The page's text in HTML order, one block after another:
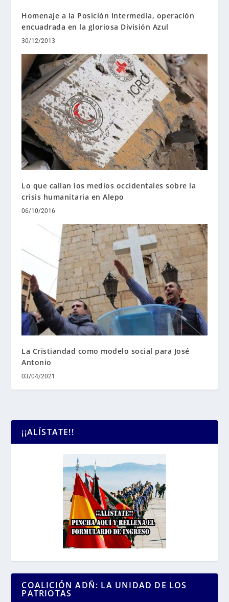
Homenaje a la Posición Intermedia, operación
encuadrada en la gloriosa División Azul
30/12/2013
Lo que callan los medios occidentales sobre la
crisis humanitaria en Alepo
06/10/2016
La Cristiandad como modelo social para José
Antonio
03/04/2021
¡¡ALÍSTATE!!
COALICIÓN ADÑ: LA UNIDAD DE LOS
PATRIOTAS